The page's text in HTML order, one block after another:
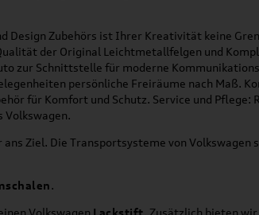
Design Zubehörs ist Ihrer Kreativität keine
der Original Leichtmetallfelgen und
zur Schnittstelle für moderne
persönliche Freiräume nach Maß.
für Komfort und Schutz. Service und Pflege:
Volkswagen.
Ziel. Die Transportsysteme von Volkswagen
.
Volkswagen Lackstift. Zusätzlich bieten